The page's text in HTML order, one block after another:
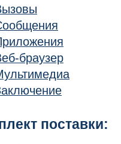
браузер
поставки: